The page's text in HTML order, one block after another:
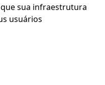
sua infraestrutura
usuários